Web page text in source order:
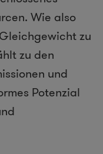
Wie also
zu
zu den
und
Potenzial